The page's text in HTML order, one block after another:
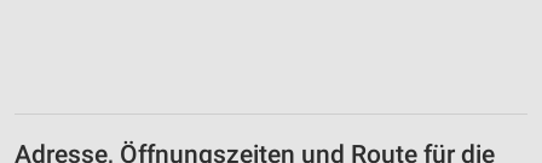
Adresse, Öffnungszeiten und Route für die